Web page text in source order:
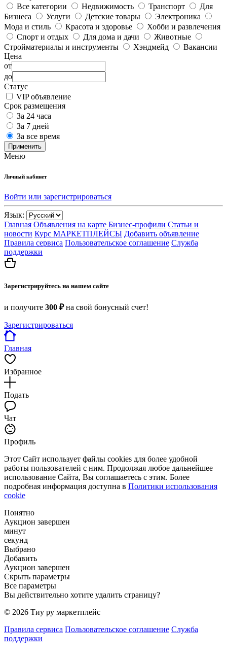
Все категории
Недвижимость Транспорт
Для
Бизнеса
Услуги Детские товары
Электроника
Мода и стиль
Красота и здоровье
Хобби и развлечения
Спорт и отдых
Для дома и дачи
Животные
Стройматериалы и инструменты
Хэндмейд
Вакансии
Цена
от
до
Статус
VIP объявление
Срок размещения
За 24 часа
За 7 дней
За все время
Применить
Меню
Личный кабинет
Войти или зарегистрироваться
Язык:
Главная Объявления на карте Бизнес-профили Статьи и
новости Курс МАРКЕТПЛЕЙСЫ Добавить объявление
Правила сервиса Пользовательское соглашение Служба
поддержки
Зарегистрируйтесь на нашем сайте
и получите 300 ₽на свой бонусный счет!
Зарегистрироваться
Главная
Избранное
Подать
Чат
Профиль
Этот Сайт использует файлы cookies для более удобной
работы пользователей с ним. Продолжая любое дальнейшее
использование Сайта, Вы соглашаетесь с этим. Более
подробная информация доступна в Политики использования
cookie
Понятно
Аукцион завершен
минут
секунд
Выбрано
Добавить
Аукцион завершен
Скрыть параметры
Все параметры
Вы действительно хотите удалить страницу?
© 2026 Тиу ру маркетплейс
Правила сервиса Пользовательское соглашение Служба
поддержки